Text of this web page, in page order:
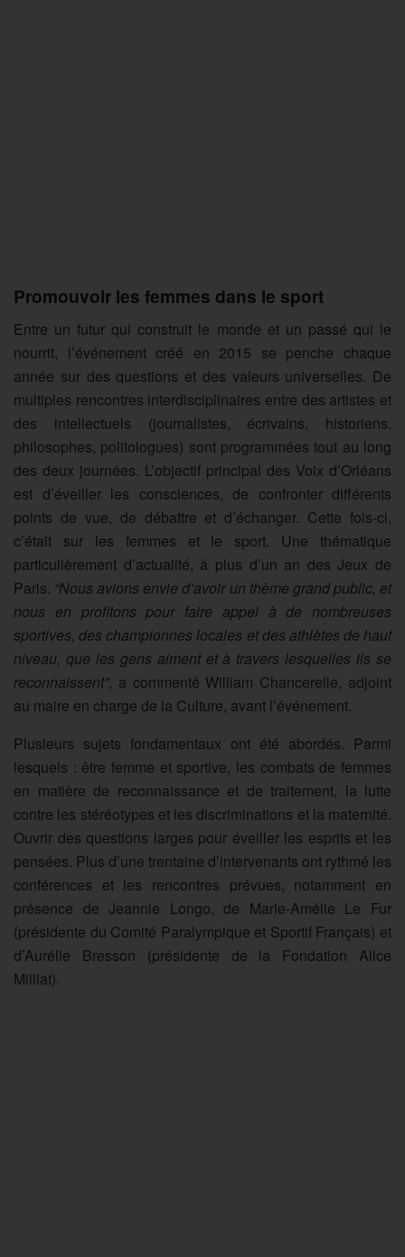
Promouvoir les femmes dans le sport
Entre un futur qui construit le monde et un passé qui le
nourrit, l’événement créé en 2015 se penche chaque
année sur des questions et des valeurs universelles. De
multiples rencontres interdisciplinaires entre des artistes et
des intellectuels (journalistes, écrivains, historiens,
philosophes, politologues) sont programmées tout au long
des deux journées. L’objectif principal des Voix d’Orléans
est d’éveiller les consciences, de confronter différents
points de vue, de débattre et d’échanger. Cette fois-ci,
c’était sur les femmes et le sport. Une thématique
particulièrement d’actualité, à plus d’un an des Jeux de
Paris. “Nous avions envie d’avoir un thème grand public, et
nous en profitons pour faire appel à de nombreuses
sportives, des championnes locales et des athlètes de haut
niveau, que les gens aiment et à travers lesquelles ils se
reconnaissent”, a commenté William Chancerelle, adjoint
au maire en charge de la Culture, avant l’événement.
Plusieurs sujets fondamentaux ont été abordés. Parmi
lesquels : être femme et sportive, les combats de femmes
en matière de reconnaissance et de traitement, la lutte
contre les stéréotypes et les discriminations et la maternité.
Ouvrir des questions larges pour éveiller les esprits et les
pensées. Plus d’une trentaine d’intervenants ont rythmé les
conférences et les rencontres prévues, notamment en
présence de Jeannie Longo, de Marie-Amélie Le Fur
(présidente du Comité Paralympique et Sportif Français) et
d’Aurélie Bresson (présidente de la Fondation Alice
Milliat).